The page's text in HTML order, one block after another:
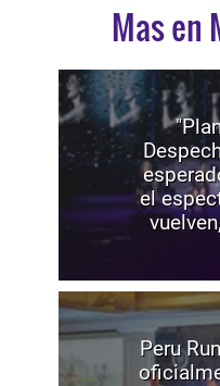
Mas en
el
Peru